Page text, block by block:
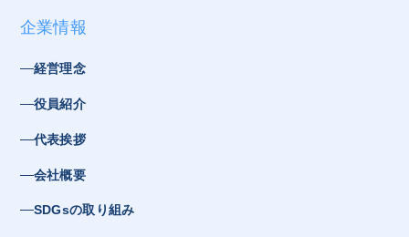
企業情報
経営理念
役員紹介
代表挨拶
会社概要
SDGsの取り組み